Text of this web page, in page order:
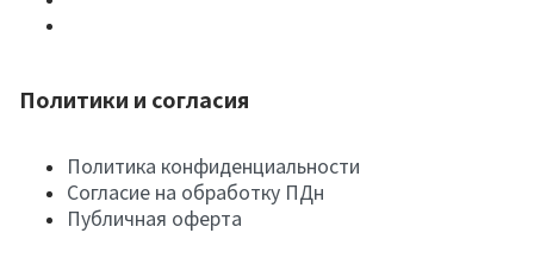
Политики и согласия
Политика конфиденциальности
Согласие на обработку ПДн
Публичная оферта